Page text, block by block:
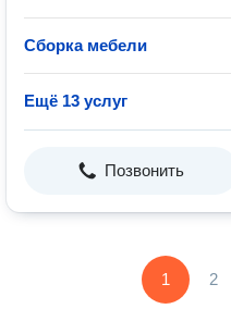
Сборка мебели
Ещё 13 услуг
Позвонить
1 2